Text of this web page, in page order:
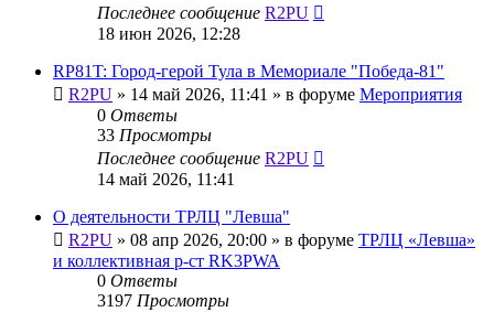
Последнее сообщение R2PU
18 июн 2026, 12:28
RP81T: Город-герой Тула в Мемориале "Победа-81"
R2PU » 14 май 2026, 11:41 » в форуме Мероприятия
0 Ответы
33 Просмотры
Последнее сообщение R2PU
14 май 2026, 11:41
О деятельности ТРЛЦ "Левша"
R2PU » 08 апр 2026, 20:00 » в форуме ТРЛЦ «Левша»
и коллективная р-ст RK3PWA
0 Ответы
3197 Просмотры